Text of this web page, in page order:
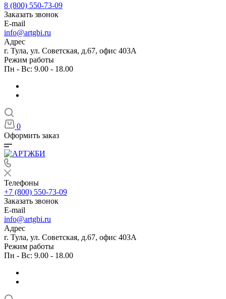
8 (800) 550-73-09
Заказать звонок
E-mail
info@artgbi.ru
Адрес
г. Тула, ул. Советская, д.67, офис 403А
Режим работы
Пн - Вс: 9.00 - 18.00
0
Оформить заказ
Телефоны
+7 (800) 550-73-09
Заказать звонок
E-mail
info@artgbi.ru
Адрес
г. Тула, ул. Советская, д.67, офис 403А
Режим работы
Пн - Вс: 9.00 - 18.00